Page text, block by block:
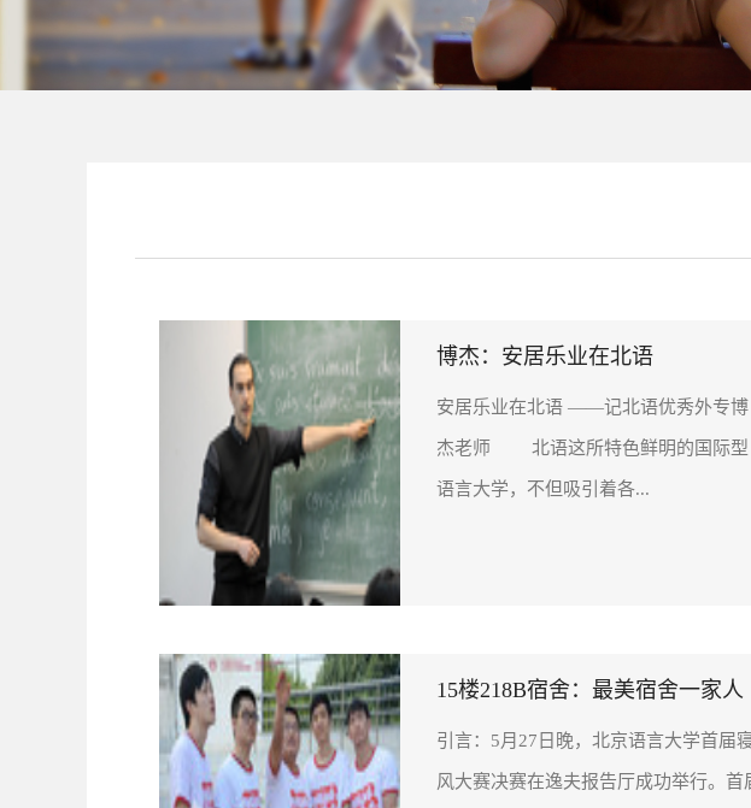
博杰：安居乐业在北语
安居乐业在北语 ——记北语优秀外专博
杰老师 北语这所特色鲜明的国际型
语言大学，不但吸引着各...
15楼218B宿舍：最美宿舍一家人
引言：5月27日晚，北京语言大学首届
风大赛决赛在逸夫报告厅成功举行。首